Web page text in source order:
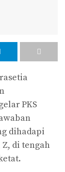
PKS
dihadapi
Z, di tengah